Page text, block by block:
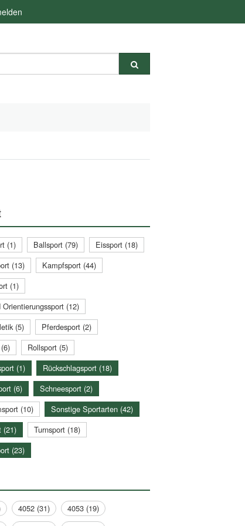
(1) Ballsport (79)
Eissport (18)
(13)
Kampfsport (44)
(1)
Orientierungssport (12)
(5)
Pferdesport (2)
Rollsport (5)
(1)
Rückschlagsport (18)
(6)
Schneesport (2)
(10)
Sonstige Sportarten (42)
(21)
Turnsport (18)
(23)
4052 (31)
4053 (19)